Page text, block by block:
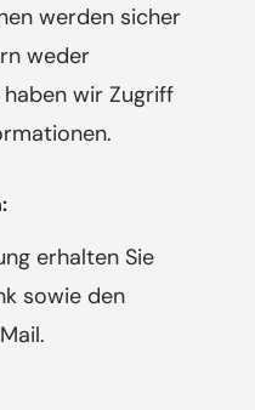
werden sicher
weder
wir Zugriff
erhalten Sie
sowie den